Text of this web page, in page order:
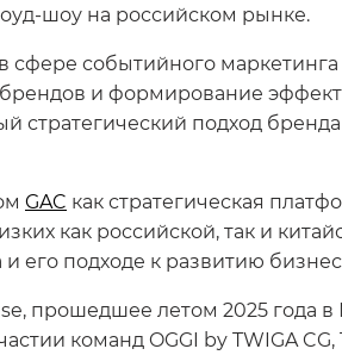
шоу на российском рынке.
событийного
и формирование
стратегический подход бренда
GAC как стратегическая
как российской, так и
его подходе к развитию
прошедшее летом 2025 года в
команд OGGI by TWIGA CG,